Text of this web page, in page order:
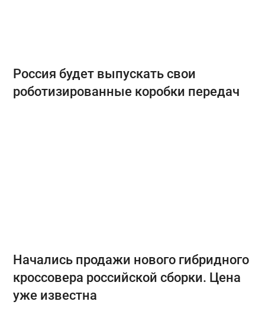
Россия будет выпускать свои
роботизированные коробки передач
Начались продажи нового гибридного
кроссовера российской сборки. Цена
уже известна